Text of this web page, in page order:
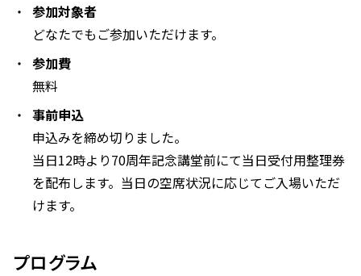
参加対象者
どなたでもご参加いただけます。
参加費
無料
事前申込
申込みを締め切りました。
当日12時より70周年記念講堂前にて当日受付用整理券
を配布します。当日の空席状況に応じてご入場いただ
けます。
プログラム